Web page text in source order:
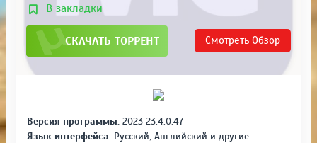
В закладки
СКАЧАТЬ ТОРРЕНТ Смотреть Обзор
Версия программы: 2023 23.4.0.47
Язык интерфейса: Русский, Английский и другие